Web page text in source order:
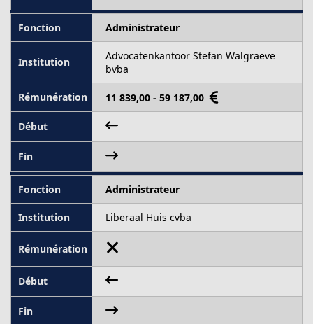
Administrateur
Advocatenkantoor Stefan Walgraeve
bvba
11 839,00 - 59 187,00
Administrateur
Liberaal Huis cvba